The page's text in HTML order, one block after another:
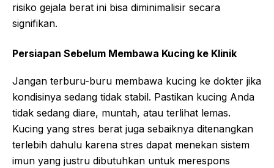
risiko gejala berat ini bisa diminimalisir secara
signifikan.
Persiapan Sebelum Membawa Kucing ke Klinik
Jangan terburu-buru membawa kucing ke dokter jika
kondisinya sedang tidak stabil. Pastikan kucing Anda
tidak sedang diare, muntah, atau terlihat lemas.
Kucing yang stres berat juga sebaiknya ditenangkan
terlebih dahulu karena stres dapat menekan sistem
imun yang justru dibutuhkan untuk merespons